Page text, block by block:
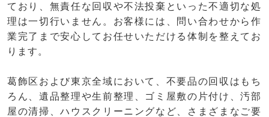
ており、無責任な回収や不法投棄といった不適切な処
理は一切行いません。お客様には、問い合わせから作
業完了まで安心してお任せいただける体制を整えてお
ります。
葛飾区および東京全域において、不要品の回収はもち
ろん、遺品整理や生前整理、ゴミ屋敷の片付け、汚部
屋の清掃、ハウスクリーニングなど、さまざまなご要